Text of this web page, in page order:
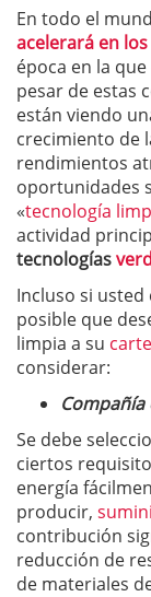
En todo el
acelerará en
época en la
pesar de estas
están viendo
crecimiento de
rendimientos
oportunidades
«tecnología
actividad
tecnologías
Incluso si
posible que
limpia a su
considerar:
Se debe
ciertos
energía
producir,
contribución
reducción de
de materiales